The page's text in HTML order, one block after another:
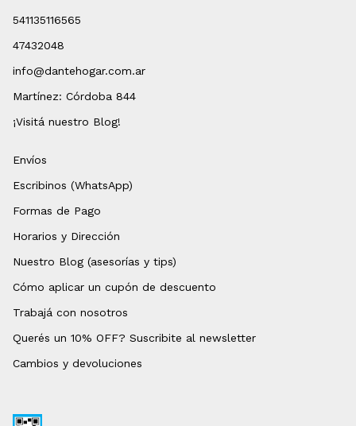
541135116565
47432048
info@dantehogar.com.ar
Martínez: Córdoba 844
¡Visitá nuestro Blog!
Envíos
Escribinos (WhatsApp)
Formas de Pago
Horarios y Dirección
Nuestro Blog (asesorías y tips)
Cómo aplicar un cupón de descuento
Trabajá con nosotros
Querés un 10% OFF? Suscribite al newsletter
Cambios y devoluciones